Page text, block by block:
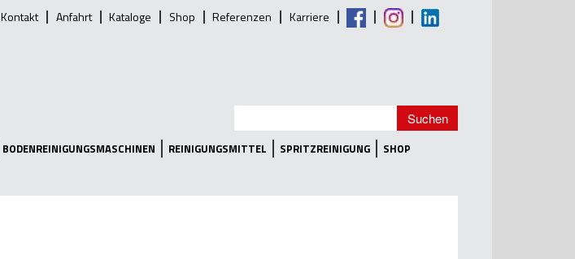
Kontakt Anfahrt Kataloge Shop Referenzen Karriere
BODENREINIGUNGSMASCHINEN REINIGUNGSMITTEL SPRITZREINIGUNG
SHOP